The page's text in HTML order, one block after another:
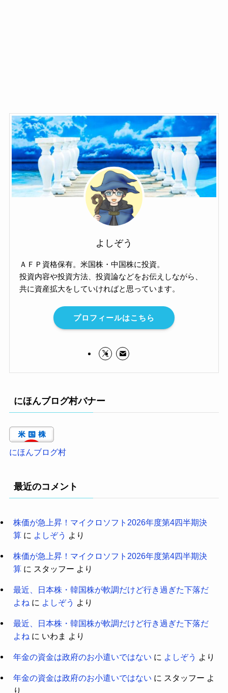
よしぞう
ＡＦＰ資格保有。米国株・中国株に投資。
投資内容や投資方法、投資論などをお伝えしながら、
共に資産拡大をしていければと思っています。
プロフィールはこちら
にほんブログ村バナー
にほんブログ村
最近のコメント
株価が急上昇！マイクロソフト2026年度第4四半期決
算に よしぞう より
株価が急上昇！マイクロソフト2026年度第4四半期決
算に スタッフー より
最近、日本株・韓国株が軟調だけど行き過ぎた下落だ
よね に よしぞう より
最近、日本株・韓国株が軟調だけど行き過ぎた下落だ
よね に いわま より
年金の資金は政府のお小遣いではない に よしぞう より
年金の資金は政府のお小遣いではない に スタッフー よ
り